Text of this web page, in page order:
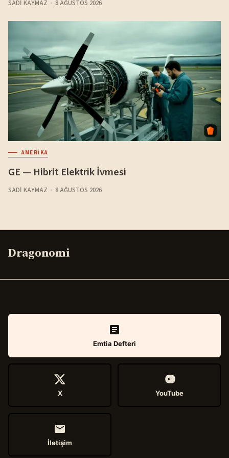
SADI KAYMAZ 8 AĞUSTOS 2026
AMERIKA
GE — Hibrit Elektrik İvmesi
SADI KAYMAZ 8 AĞUSTOS 2026
Dragonomi
Emtia Defteri
X YouTube
İletişim